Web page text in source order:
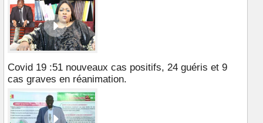
Covid 19 :51 nouveaux cas positifs, 24 guéris et 9
cas graves en réanimation.